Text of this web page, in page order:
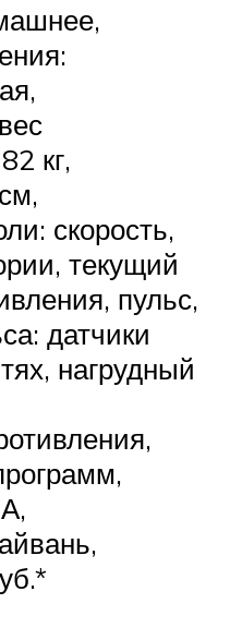
кг,
скорость,
текущий
пульс,
датчики
нагрудный